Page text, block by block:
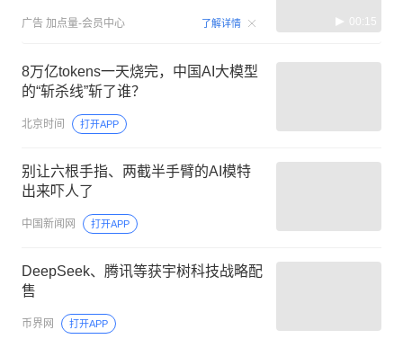
广告 加点量-会员中心 了解详情 00:15
8万亿tokens一天烧完，中国AI大模型
的“斩杀线”斩了谁？
北京时间 打开APP
别让六根手指、两截半手臂的AI模特
出来吓人了
中国新闻网 打开APP
DeepSeek、腾讯等获宇树科技战略配
售
币界网 打开APP